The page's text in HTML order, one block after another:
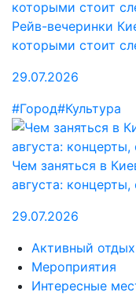
Рейв-вечеринки
которыми стоит
29.07.2026
#Город#Культура
Чем заняться в
августа:
29.07.2026
Активный отдых
Мероприятия
Интересные